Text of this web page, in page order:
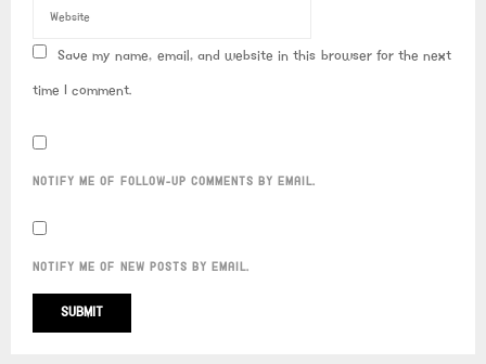
Save my name, email, and website in this browser for the next
time I comment.
NOTIFY ME OF FOLLOW-UP COMMENTS BY EMAIL.
NOTIFY ME OF NEW POSTS BY EMAIL.